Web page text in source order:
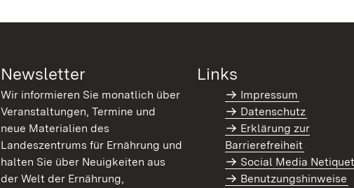
Newsletter
Wir informieren Sie monatlich über
Veranstaltungen, Termine und
neue Materialien des
Landeszentrums für Ernährung und
halten Sie über Neuigkeiten aus
der Welt der Ernährung,
Links
Impressum
Datenschutz
Erklärung zur
Barrierefreiheit
Social Media
Benutzungshinweise